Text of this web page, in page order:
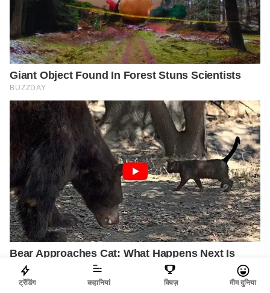
ट्रेंडिंग कहानियां क्विज़ मीम दुनिया